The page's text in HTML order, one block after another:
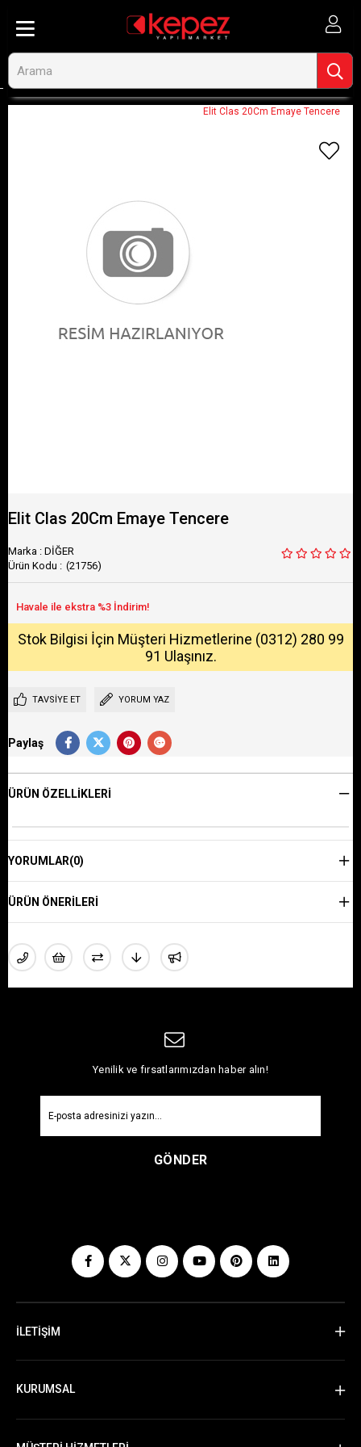
Elit Clas 20Cm Emaye Tencere
Elit Clas 20Cm Emaye Tencere
Marka : DİĞER
(21756)
Stok Bilgisi İçin Müşteri Hizmetlerine (0312) 280 99
91 Ulaşınız.
TAVSIYE ET YORUM YAZ
Paylaş
ÜRÜN ÖZELLIKLERI
YORUMLAR(0)
ÜRÜN ÖNERILERI
Yenilik ve fırsatlarımızdan haber alın!
GÖNDER
İLETİŞİM
KURUMSAL